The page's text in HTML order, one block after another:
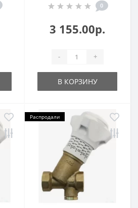
0
3 155.00р.
- +
В КОРЗИНУ
Распродали